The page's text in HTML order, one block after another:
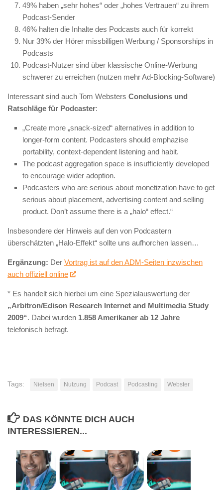
49% haben „sehr hohes“ oder „hohes Vertrauen“ zu ihrem
Podcast-Sender
46% halten die Inhalte des Podcasts auch für korrekt
Nur 39% der Hörer missbilligen Werbung / Sponsorships in
Podcasts
Podcast-Nutzer sind über klassische Online-Werbung
schwerer zu erreichen (nutzen mehr Ad-Blocking-Software)
Interessant sind auch Tom Websters Conclusions und
Ratschläge für Podcaster:
„Create more „snack-sized“ alternatives in addition to
longer-form content. Podcasters should emphazise
portability, context-dependent listening and habit.
The podcast aggregation space is insufficiently developed
to encourage wider adoption.
Podcasters who are serious about monetization have to get
serious about placement, advertising content and selling
product. Don’t assume there is a „halo“ effect.“
Insbesondere der Hinweis auf den von Podcastern
überschätzten „Halo-Effekt“ sollte uns aufhorchen lassen…
Ergänzung: Der Vortrag ist auf den ADM-Seiten inzwischen
auch offiziell online
* Es handelt sich hierbei um eine Spezialauswertung der
„Arbitron/Edison Research Internet and Multimedia Study
2009“. Dabei wurden 1.858 Amerikaner ab 12 Jahre
telefonisch befragt.
Tags: Nielsen Nutzung Podcast Podcasting Webster
DAS KÖNNTE DICH AUCH
INTERESSIEREN...